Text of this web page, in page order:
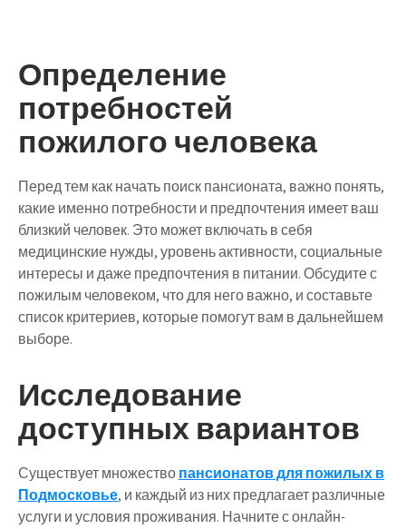
Определение
потребностей
пожилого человека
Перед тем как начать поиск пансионата, важно понять,
какие именно потребности и предпочтения имеет ваш
близкий человек. Это может включать в себя
медицинские нужды, уровень активности, социальные
интересы и даже предпочтения в питании. Обсудите с
пожилым человеком, что для него важно, и составьте
список критериев, которые помогут вам в дальнейшем
выборе.
Исследование
доступных вариантов
Существует множествопансионатов для пожилых в
Подмосковье, и каждый из них предлагает различные
услуги и условия проживания. Начните с онлайн-